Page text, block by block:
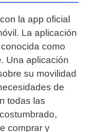
la app oficial
La aplicación
como
Una aplicación
su movilidad
de
todas las
comprar y